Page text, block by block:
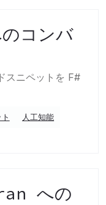
コンバ
スニペットを F#
人工知能
への